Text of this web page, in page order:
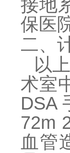
接地
保医
二、
以
术室
DSA
72m
血管